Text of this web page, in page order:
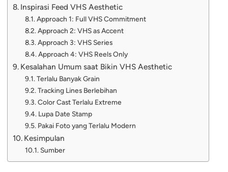
Inspirasi Feed VHS Aesthetic
Approach 1: Full VHS Commitment
Approach 2: VHS as Accent
Approach 3: VHS Series
Approach 4: VHS Reels Only
Kesalahan Umum saat Bikin VHS Aesthetic
Terlalu Banyak Grain
Tracking Lines Berlebihan
Color Cast Terlalu Extreme
Lupa Date Stamp
Pakai Foto yang Terlalu Modern
Kesimpulan
Sumber